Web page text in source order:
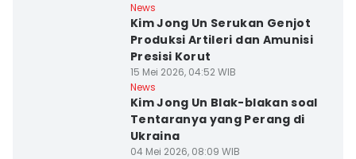
News
Kim Jong Un Serukan Genjot
Produksi Artileri dan Amunisi
Presisi Korut
15 Mei 2026, 04:52 WIB
News
Kim Jong Un Blak-blakan soal
Tentaranya yang Perang di
Ukraina
04 Mei 2026, 08:09 WIB